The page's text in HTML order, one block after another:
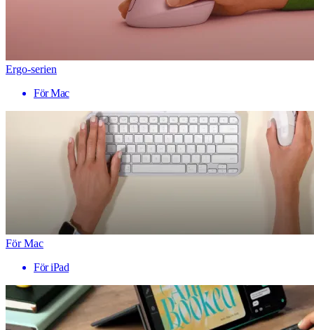
Ergo-serien
För Mac
För Mac
För iPad